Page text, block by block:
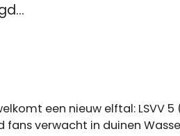
een nieuw elftal: LSVV
fans verwacht in duinen